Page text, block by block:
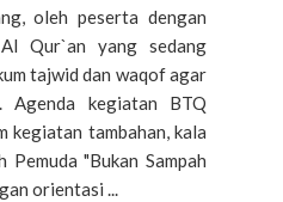
oleh peserta dengan
Qur`an yang sedang
tajwid dan waqof agar
Agenda kegiatan BTQ
kegiatan tambahan, kala
"Bukan Sampah
orientasi ...